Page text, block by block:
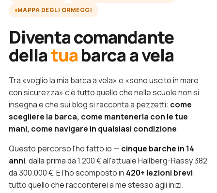
MAPPA DEGLI ORMEGGI
Diventa comandante
dellatuabarca a vela
Tra «voglio la mia barca a vela» e «sono uscito in mare
con sicurezza» c'è tutto quello che nelle scuole non si
insegna e che sui blog si racconta a pezzetti: come
scegliere la barca, come mantenerla con le tue
mani, come navigare in qualsiasi condizione.
Questo percorso l'ho fatto io — cinque barche in 14
anni, dalla prima da 1.200 € all'attuale Hallberg-Rassy 382
da 300.000 €. E l'ho scomposto in 420+ lezioni brevi:
tutto quello che racconterei a me stesso agli inizi.